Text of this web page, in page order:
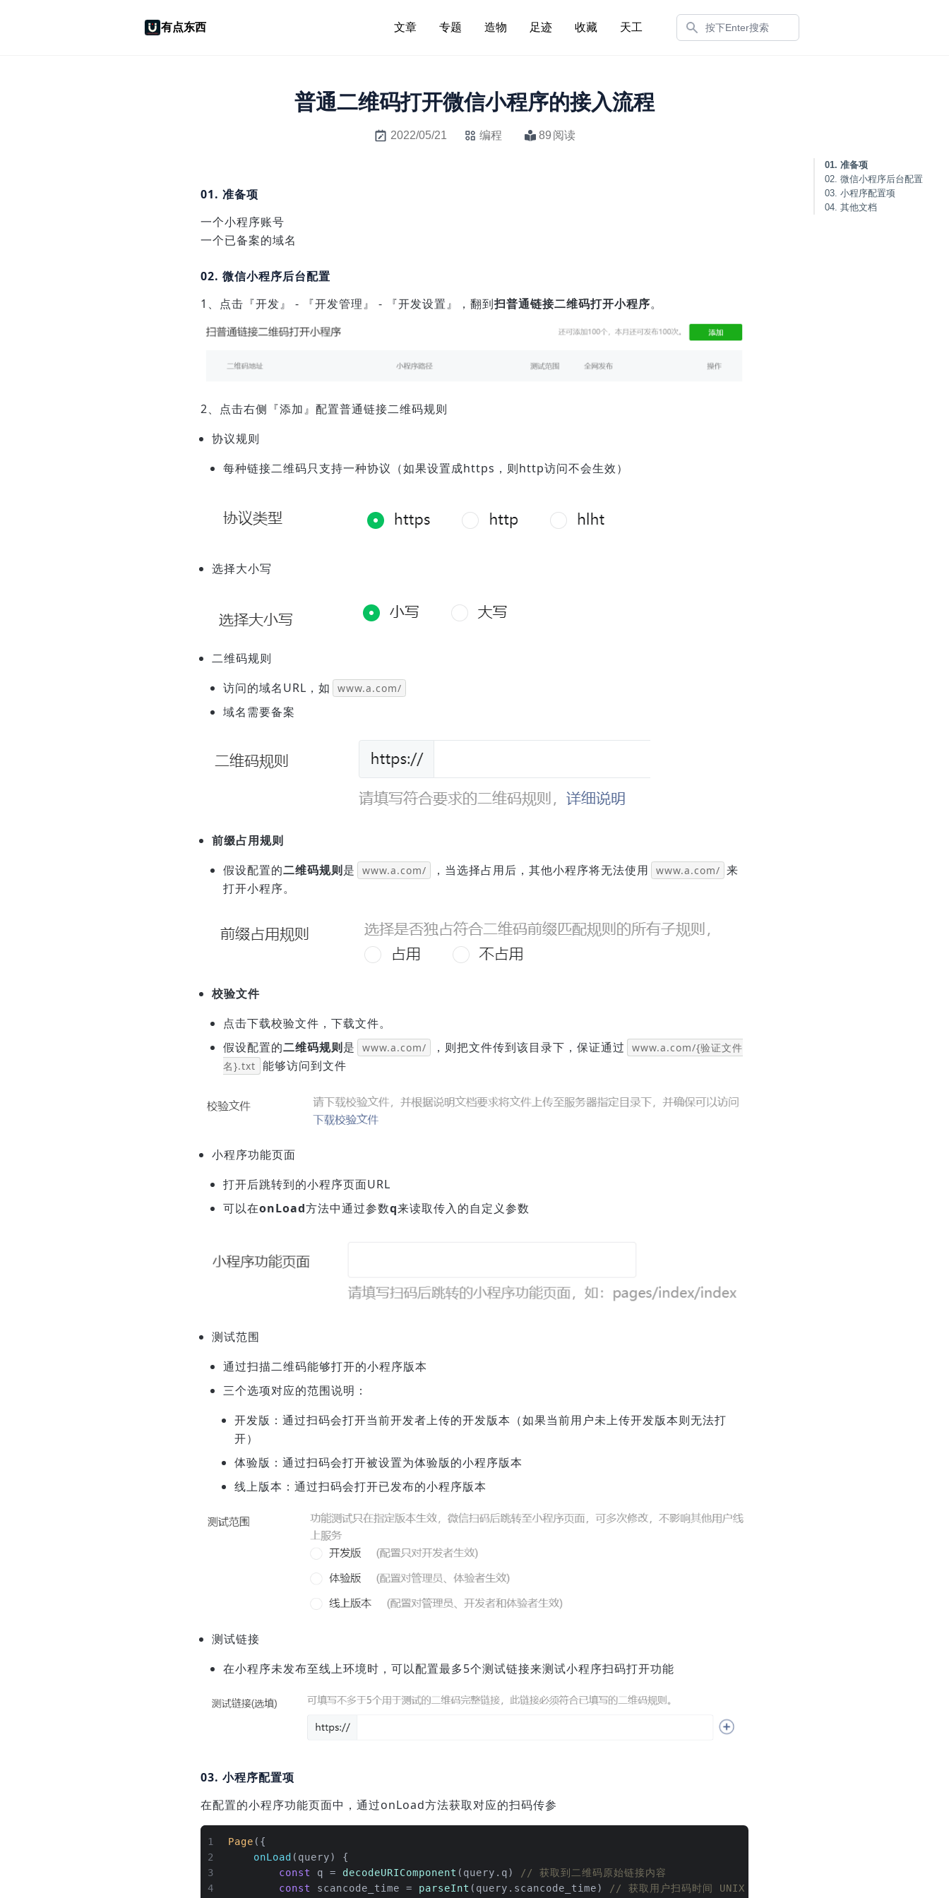
有点东西 文章 专题 造物 足迹 收藏 天工 搜索
普通二维码打开微信小程序的接入流程
2022/05/21 编程 89 阅读
01. 准备项
一个小程序账号
一个已备案的域名
02. 微信小程序后台配置
1、点击『开发』 - 『开发管理』 - 『开发设置』，翻到扫普通链接二维码打开小程序。
2、点击右侧『添加』配置普通链接二维码规则
协议规则
每种链接二维码只支持一种协议（如果设置成https，则http访问不会生效）
选择大小写
二维码规则
访问的域名URL，如
www.a.com/
域名需要备案
前缀占用规则
假设配置的二维码规则是 www.a.com/ ，当选择占用后，其他小程序将无法使用 www.a.com/ 来
打开小程序。
校验文件
点击下载校验文件，下载文件。
假设配置的二维码规则是 www.a.com/ ，则把文件传到该目录下，保证通过
www.a.com/{验证文件
名}.txt 能够访问到文件
小程序功能页面
打开后跳转到的小程序页面URL
可以在onLoad方法中通过参数q来读取传入的自定义参数
测试范围
通过扫描二维码能够打开的小程序版本
三个选项对应的范围说明：
开发版：通过扫码会打开当前开发者上传的开发版本（如果当前用户未上传开发版本则无法打
开）
体验版：通过扫码会打开被设置为体验版的小程序版本
线上版本：通过扫码会打开已发布的小程序版本
测试链接
在小程序未发布至线上环境时，可以配置最多5个测试链接来测试小程序扫码打开功能
03. 小程序配置项
在配置的小程序功能页面中，通过onLoad方法获取对应的扫码传参
1
2
3
4
Page ({
onLoad ( query) {
const
q = decodeURIComponent (query. q)
// 获取到二维码原始链接内容
const
scancode_time = parseInt (query. scancode_time)
// 获取用户扫码时间 UNIX 时间戳
01. 准备项
02. 微信小程序后台配置
03. 小程序配置项
04. 其他文档